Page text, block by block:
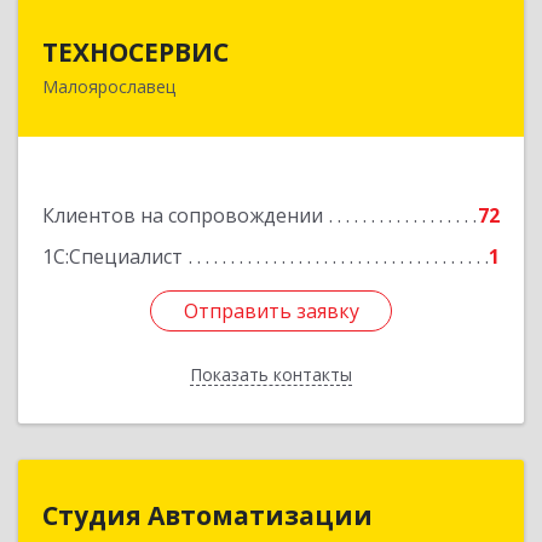
ТЕХНОСЕРВИС
Малоярославец
Клиентов на сопровождении
72
1С:Специалист
1
Отправить заявку
Показать контакты
249094, Калужская обл, Малоярославецкий р-н,
Отправить заявку
Назад
Студия Автоматизации